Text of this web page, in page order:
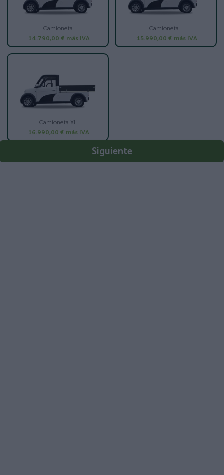
Camioneta
14.790,00 € más IVA
Camioneta L
15.990,00 € más IVA
Camioneta XL
16.990,00 € más IVA
Siguiente